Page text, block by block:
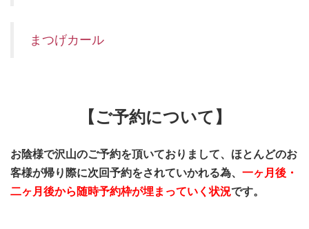
まつげカール
【ご予約について】
お陰様で沢山のご予約を頂いておりまして、ほとんどのお
客様が帰り際に次回予約をされていかれる為、 一ヶ月後・
二ヶ月後から随時予約枠が埋まっていく状況です。